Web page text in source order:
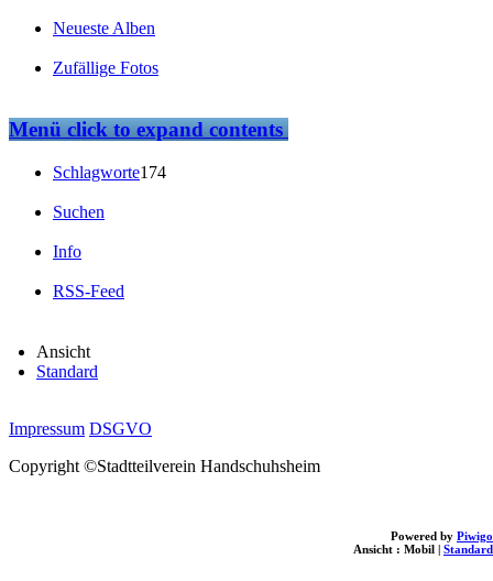
Powered by Piwigo
Ansicht : Mobil | Standard
Neueste Alben
Zufällige Fotos
Menüclick to expand contents
Schlagworte174
Suchen
Info
RSS-Feed
Ansicht
Standard
Impressum DSGVO
Copyright ©Stadtteilverein Handschuhsheim